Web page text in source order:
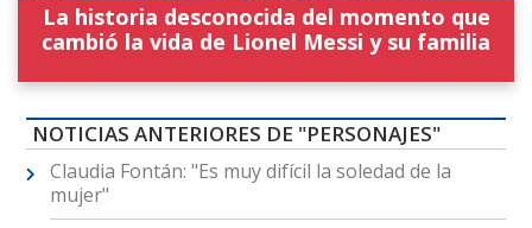
La historia desconocida del momento que
cambió la vida de Lionel Messi y su familia
NOTICIAS ANTERIORES DE "PERSONAJES"
Claudia Fontán: "Es muy difícil la soledad de la
mujer"